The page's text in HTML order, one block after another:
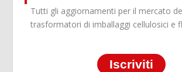
Tutti gli aggiornamenti per il mercato
trasformatori di imballaggi cellulosici e
Iscriviti